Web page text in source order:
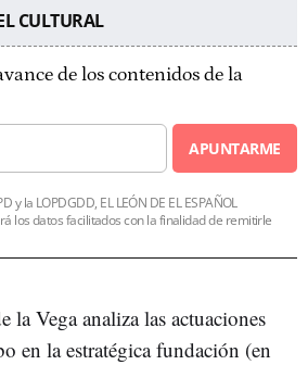
CULTURAL
de los contenidos de la
APUNTARME
y la LOPDGDD, EL LEÓN DE EL ESPAÑOL
los datos facilitados con la finalidad de remitirle
la Vega analiza las actuaciones
en la estratégica fundación (en